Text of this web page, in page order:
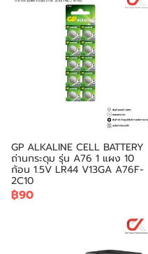
GP ALKALINE CELL BATTERY
ถ่านกระดุม รุ่น A76 1 แผง 10
ก้อน 1.5V LR44 V13GA A76F-
2C10
฿90